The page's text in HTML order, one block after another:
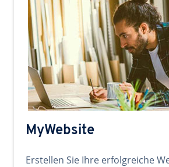
MyWebsite
Erstellen Sie Ihre erfolgreiche